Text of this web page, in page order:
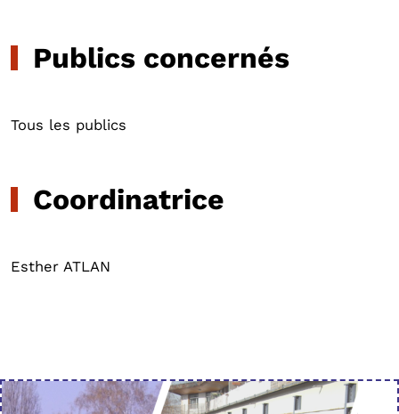
Publics concernés
Tous les publics
Coordinatrice
Esther ATLAN